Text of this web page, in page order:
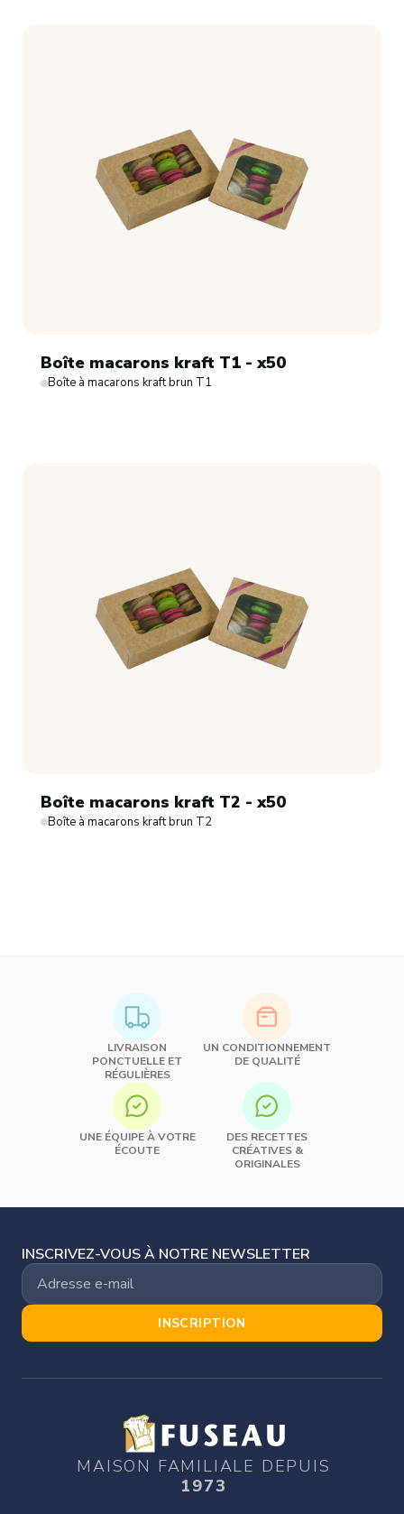
Boîte macarons kraft T1 - x50
Boîte à macarons kraft brun T1
Boîte macarons kraft T2 - x50
Boîte à macarons kraft brun T2
LIVRAISON
PONCTUELLE ET
RÉGULIÈRES
UN CONDITIONNEMENT
DE QUALITÉ
UNE ÉQUIPE À VOTRE
ÉCOUTE
DES RECETTES
CRÉATIVES &
ORIGINALES
INSCRIVEZ-VOUS À NOTRE NEWSLETTER
INSCRIPTION
MAISON FAMILIALE DEPUIS
1973